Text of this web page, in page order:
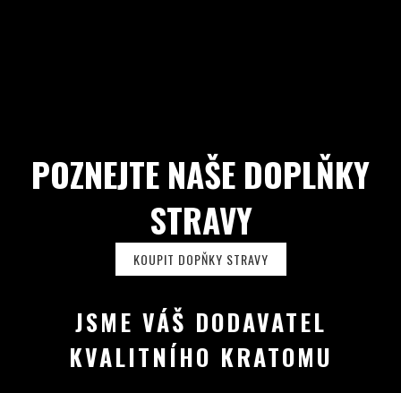
POZNEJTE NAŠE DOPLŇKY
STRAVY
KOUPIT DOPŇKY STRAVY
JSME VÁŠ DODAVATEL
KVALITNÍHO KRATOMU